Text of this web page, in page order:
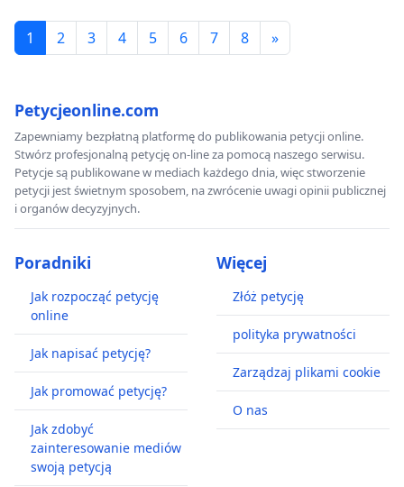
1 2 3 4 5 6 7 8 »
Petycjeonline.com
Zapewniamy bezpłatną platformę do publikowania petycji online.
Stwórz profesjonalną petycję on-line za pomocą naszego serwisu.
Petycje są publikowane w mediach każdego dnia, więc stworzenie
petycji jest świetnym sposobem, na zwrócenie uwagi opinii publicznej
i organów decyzyjnych.
Poradniki
Jak rozpocząć petycję
online
Jak napisać petycję?
Jak promować petycję?
Jak zdobyć
zainteresowanie mediów
swoją petycją
Więcej
Złóż petycję
polityka prywatności
Zarządzaj plikami cookie
O nas